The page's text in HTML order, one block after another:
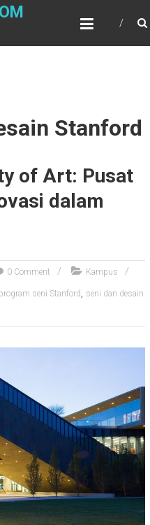
Stanford
of Art: Pusat
dalam
0 Comment Kampus
program seni Stanford , seni dan desain